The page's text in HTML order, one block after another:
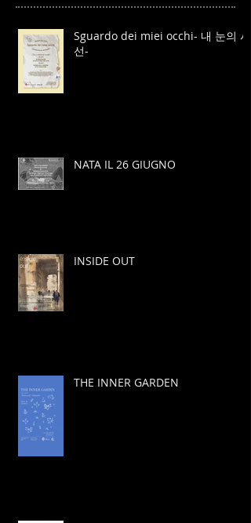
Sguardo dei miei occhi- 내 눈의 시
선-
NATA IL 26 GIUGNO
INSIDE OUT
THE INNER GARDEN